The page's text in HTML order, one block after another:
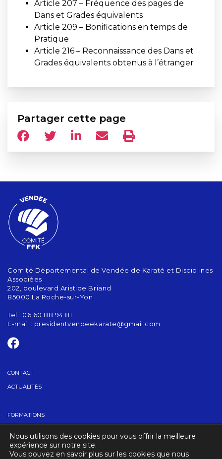
Article 207 – Fréquence des pages de
Dans et Grades équivalents
Article 209 – Bonifications en temps de
Pratique
Article 216 – Reconnaissance des Dans et
Grades équivalents obtenus à l’étranger
Partager cette page
Comité Départemental de Vendée de Karaté et Disciplines
Associées
202, boulevard Aristide Briand
85000 La Roche-sur-Yon
Tel : 06.60.88.94.81
E-mail : presidentvendeekarate@gmail.com
CONTACT
ACTUALITÉS
FORMATIONS
TROUVER UN CLUB
Nous utilisons des cookies pour vous offrir la meilleure
expérience sur notre site.
Vous pouvez en savoir plus sur les cookies que nous